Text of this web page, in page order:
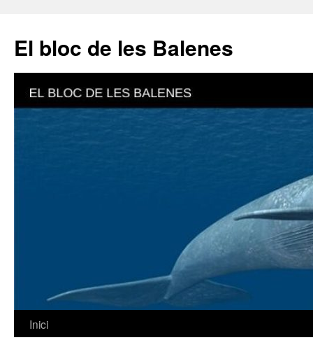
El bloc de les Balenes
Vés
Inici